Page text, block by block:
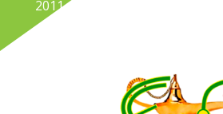
2011 de la Alcaldía de Pitalito.